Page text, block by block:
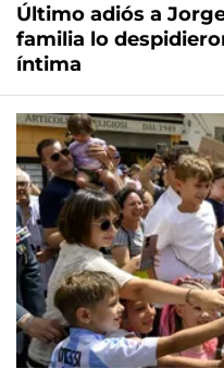
Último adiós a
familia lo
íntima